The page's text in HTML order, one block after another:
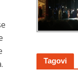
Tagovi